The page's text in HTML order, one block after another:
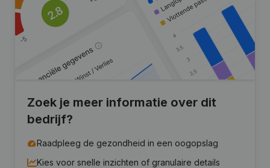
Zoek je meer informatie over dit
bedrijf?
Raadpleeg de gezondheid in een oogopslag
Kies voor snelle inzichten of granulaire details